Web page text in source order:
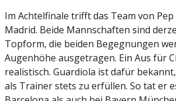
Im Achtelfinale trifft das Team von
Madrid. Beide Mannschaften sind
Topform, die beiden Begegnungen
Augenhöhe ausgetragen. Ein Aus für
realistisch. Guardiola ist dafür
als Trainer stets zu erfüllen. So tat er